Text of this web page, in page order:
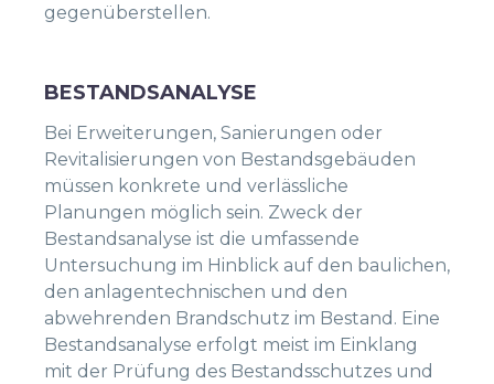
gegenüberstellen.
BESTANDSANALYSE
Bei Erweiterungen, Sanierungen oder
Revitalisierungen von Bestandsgebäuden
müssen konkrete und verlässliche
Planungen möglich sein. Zweck der
Bestandsanalyse ist die umfassende
Untersuchung im Hinblick auf den baulichen,
den anlagentechnischen und den
abwehrenden Brandschutz im Bestand. Eine
Bestandsanalyse erfolgt meist im Einklang
mit der Prüfung des Bestandsschutzes und